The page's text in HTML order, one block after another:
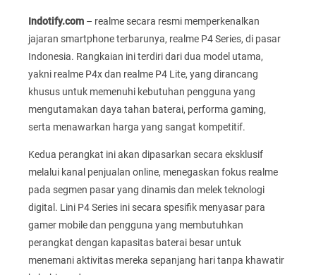
Indotify.com – realme secara resmi memperkenalkan
jajaran smartphone terbarunya, realme P4 Series, di pasar
Indonesia. Rangkaian ini terdiri dari dua model utama,
yakni realme P4x dan realme P4 Lite, yang dirancang
khusus untuk memenuhi kebutuhan pengguna yang
mengutamakan daya tahan baterai, performa gaming,
serta menawarkan harga yang sangat kompetitif.
Kedua perangkat ini akan dipasarkan secara eksklusif
melalui kanal penjualan online, menegaskan fokus realme
pada segmen pasar yang dinamis dan melek teknologi
digital. Lini P4 Series ini secara spesifik menyasar para
gamer mobile dan pengguna yang membutuhkan
perangkat dengan kapasitas baterai besar untuk
menemani aktivitas mereka sepanjang hari tanpa khawatir